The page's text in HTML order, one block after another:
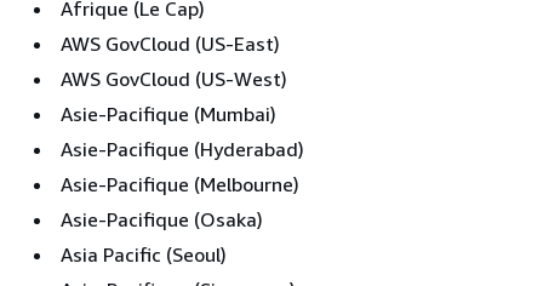
Afrique (Le Cap)
AWS GovCloud (US-East)
AWS GovCloud (US-West)
Asie-Pacifique (Mumbai)
Asie-Pacifique (Hyderabad)
Asie-Pacifique (Melbourne)
Asie-Pacifique (Osaka)
Asia Pacific (Seoul)